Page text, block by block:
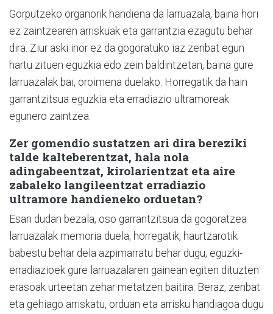
Gorputzeko organorik handiena da larruazala, baina hori
ez zaintzearen arriskuak eta garrantzia ezagutu behar
dira. Ziur aski inor ez da gogoratuko iaz zenbat egun
hartu zituen eguzkia edo zein baldintzetan, baina gure
larruazalak bai, oroimena duelako. Horregatik da hain
garrantzitsua eguzkia eta erradiazio ultramoreak
egunero zaintzea.
Zer gomendio sustatzen ari dira bereziki
talde kalteberentzat, hala nola
adingabeentzat, kirolarientzat eta aire
zabaleko langileentzat erradiazio
ultramore handieneko orduetan?
Esan dudan bezala, oso garrantzitsua da gogoratzea
larruazalak memoria duela; horregatik, haurtzarotik
babestu behar dela azpimarratu behar dugu, eguzki-
erradiazioek gure larruazalaren gainean egiten dituzten
erasoak urteetan zehar metatzen baitira. Beraz, zenbat
eta gehiago arriskatu, orduan eta arrisku handiagoa dugu